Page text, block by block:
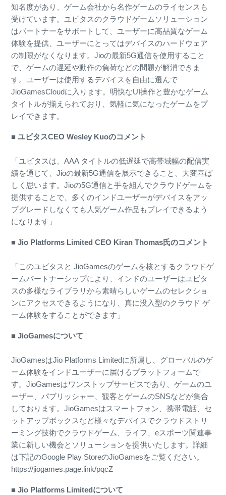
知名度があり、ゲーム会社から名作ゲームのライセンスも
受けています。ユビタスのクラウドゲームソリューション
はパートナーをサポートして、ユーザーに高品質なゲーム
体験を提供、ユーザーにとってはデバイスのハードウェア
の制限がなくなります。Jioの最新5G通信を使用すること
で、ゲームの遅延や動作の負荷などの問題が解消できま
す。ユーザーは使用するデバイスを自由に選んで
JioGamesCloudに入ります。明快なUI操作と豊かなゲーム
タイトルが揃えられており、気軽に気になったゲームをプ
レイできます。
■ ユビタスCEO Wesley Kuoのコメント
「ユビタスは、AAA タイトルの低遅延で高帯域幅の配信実
績を通じて、Jioの最新5G通信を展示できること、大変喜ば
しく思います。Jioの5G通信と手を組んでクラウドゲームを
提供することで、多くのインドユーザーがデバイスをアッ
プグレードしなくても人気ゲーム作品もプレイできるよう
になります」
■ Jio Platforms Limited CEO Kiran Thomas氏のコメント
「このユビタスと JioGamesのゲームを核とするクラウドゲ
ームパートナーシップにより、インドのユーザーはユビタ
スの多様なライブラリから素晴らしいゲームのセレクショ
ンにアクセスできるようになり、真に没入型のクラウド ゲ
ーム体験をすることができます」
■ JioGamesについて
JioGamesはJio Platforms Limitedに所属し、グローバルのゲ
ーム体験をインドユーザーに届けるプラットフォームで
す。JioGamesはワンストップサービスであり、ゲームのユ
ーザー、パブリッシャー、観客とゲームのSNSなどが集合
しております。JioGamesはスマートフォン、携帯電話、セ
ットアップボックスなど様々なデバイスでクラウドストリ
ーミング技術でクラウドゲーム、ライフ、eスポーツ関連事
業に新しい機会とソリューションを提供いたします。詳細
は下記のGoogle Play StoreのJioGamesをご覧ください。
https://jiogames.page.link/pqcZ
■ Jio Platforms Limitedについて